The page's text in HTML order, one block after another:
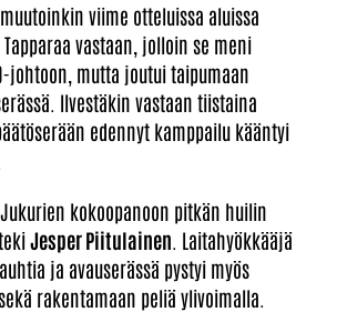
viime otteluissa aluissa
vastaan, jolloin se meni
johtoon, mutta joutui taipumaan
Ilvestäkin vastaan tiistaina
edennyt kamppailu kääntyi
kokoopanoon pitkän huilin
Jesper Piitulainen . Laitahyökkääjä
ja avauserässä pystyi myös
rakentamaan peliä ylivoimalla.